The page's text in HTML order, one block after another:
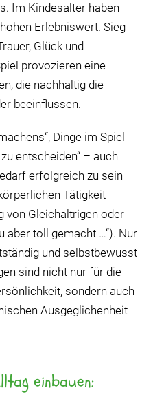
Im Kindesalter haben
Erlebniswert. Sieg
Glück und
provozieren eine
die nachhaltig die
beeinflussen.
Dinge im Spiel
entscheiden“ – auch
erfolgreich zu sein –
Tätigkeit
von Gleichaltrigen oder
aber toll gemacht …“). Nur
und selbstbewusst
sind nicht nur für die
sondern auch
Ausgeglichenheit
einbauen: